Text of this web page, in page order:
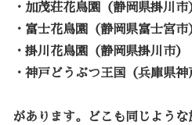
・加茂荘花鳥園 （静岡県掛川市
・富士花鳥園 （静岡県富士宮市
・掛川花鳥園 （静岡県掛川市）
・神戸どうぶつ王国 （兵庫県神
があります。どこも同じよう